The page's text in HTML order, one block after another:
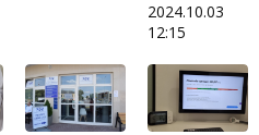
2024.10.03
12:15